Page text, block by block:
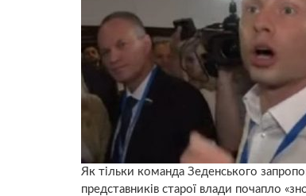
Як тільки команда Зеденського
представників старої влади почапло